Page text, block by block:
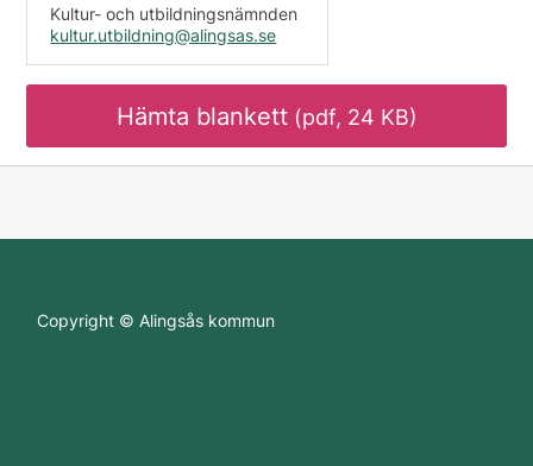
Kultur- och utbildningsnämnden
kultur.utbildning@alingsas.se
Hämta blankett(pdf, 24 KB)
Copyright © Alingsås kommun